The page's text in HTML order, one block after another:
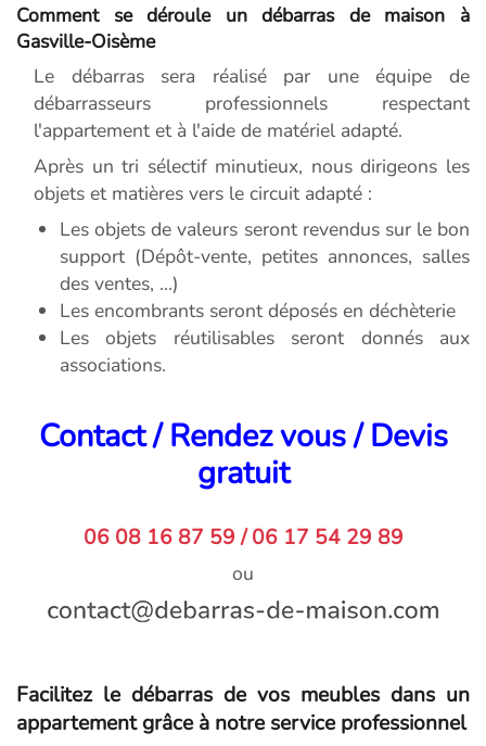
Comment se déroule un débarras de maison à
Gasville-Oisème
Le débarras sera réalisé par une équipe de
débarrasseurs professionnels respectant
l'appartement et à l'aide de matériel adapté.
Après un tri sélectif minutieux, nous dirigeons les
objets et matières vers le circuit adapté :
Les objets de valeurs seront revendus sur le bon
support (Dépôt-vente, petites annonces, salles
des ventes, ...)
Les encombrants seront déposés en déchèterie
Les objets réutilisables seront donnés aux
associations.
Contact / Rendez vous / Devis
gratuit
06 08 16 87 59 / 06 17 54 29 89
ou
Facilitez le débarras de vos meubles dans un
appartement grâce à notre service professionnel